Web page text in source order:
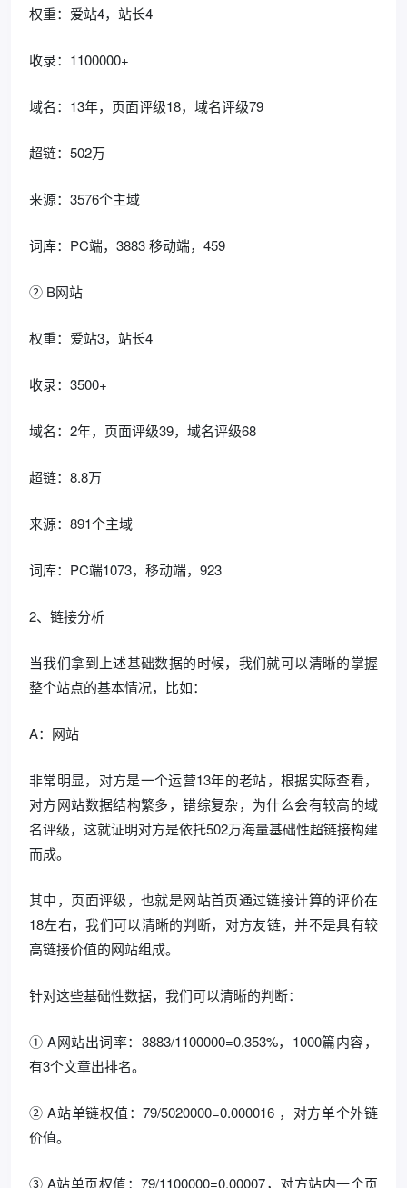
权重：爱站4，站长4
收录：1100000+
域名：13年，页面评级18，域名评级79
超链：502万
来源：3576个主域
词库：PC端，3883 移动端，459
② B网站
权重：爱站3，站长4
收录：3500+
域名：2年，页面评级39，域名评级68
超链：8.8万
来源：891个主域
词库：PC端1073，移动端，923
2、链接分析
当我们拿到上述基础数据的时候，我们就可以清晰的掌握
整个站点的基本情况，比如：
A：网站
非常明显，对方是一个运营13年的老站，根据实际查看，
对方网站数据结构繁多，错综复杂，为什么会有较高的域
名评级，这就证明对方是依托502万海量基础性超链接构建
而成。
其中，页面评级，也就是网站首页通过链接计算的评价在
18左右，我们可以清晰的判断，对方友链，并不是具有较
高链接价值的网站组成。
针对这些基础性数据，我们可以清晰的判断：
① A网站出词率：3883/1100000=0.353%，1000篇内容，
有3个文章出排名。
② A站单链权值：79/5020000=0.000016 ，对方单个外链
价值。
③ A站单页权值：79/1100000=0.00007，对方站内一个页